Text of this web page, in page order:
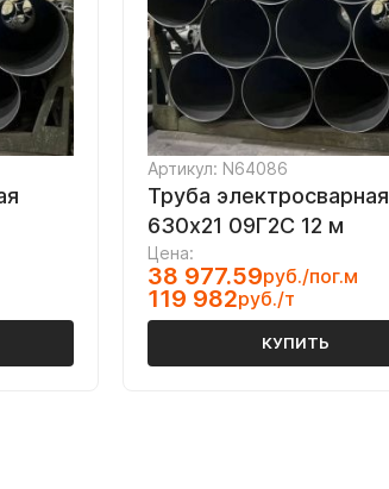
Артикул: N64086
Труба электросварная
630х21 09Г2С 12 м
Цена:
38 977.59руб./пог.м
119 982руб./т
КУПИТЬ